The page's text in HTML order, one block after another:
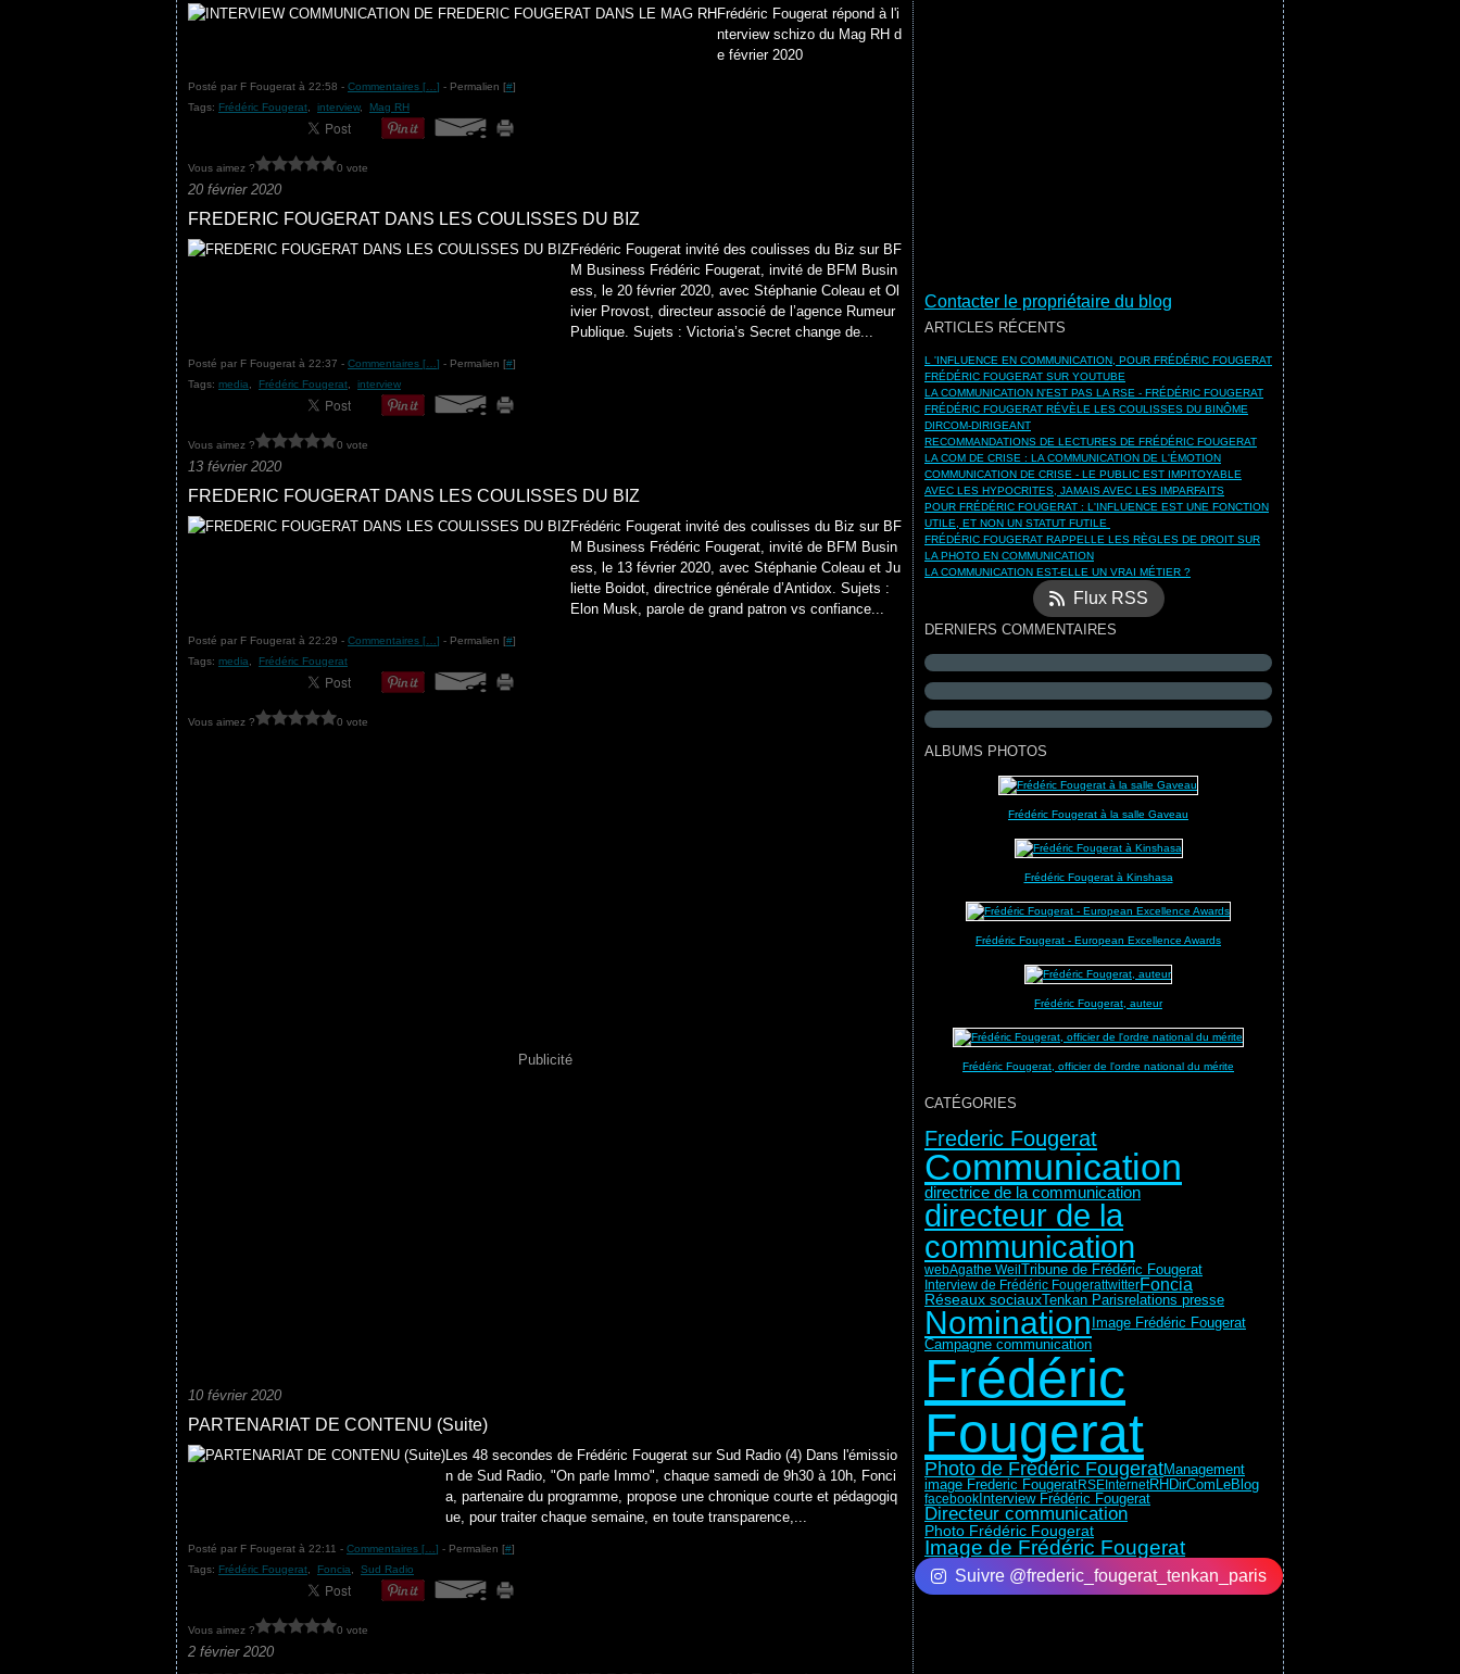
Frédéric Fougerat répond à l'i
nterview schizo du Mag RH d
e février 2020
Posté par F Fougerat à 22:58 - Commentaires [ ] - Permalien [#]
Tags: Frédéric Fougerat interview, Mag RH
Vous aimez ? 0 vote
20 février 2020
FREDERIC FOUGERAT DANS LES COULISSES DU BIZ
Frédéric Fougerat invité des coulisses du Biz sur BF
M Business Frédéric Fougerat, invité de BFM Busin
ess, le 20 février 2020, avec Stéphanie Coleau et Ol
ivier Provost, directeur associé de l’agence Rumeur
Publique. Sujets : Victoria’s Secret change de...
Posté par F Fougerat à 22:37 - Commentaires [ ] - Permalien [#]
Tags: media Frédéric Fougerat interview
Vous aimez ? 0 vote
13 février 2020
FREDERIC FOUGERAT DANS LES COULISSES DU BIZ
Frédéric Fougerat invité des coulisses du Biz sur BF
M Business Frédéric Fougerat, invité de BFM Busin
ess, le 13 février 2020, avec Stéphanie Coleau et Ju
liette Boidot, directrice générale d’Antidox. Sujets :
Elon Musk, parole de grand patron vs confiance...
Posté par F Fougerat à 22:29 - Commentaires [ ] - Permalien [#]
Tags: media Frédéric Fougerat
Vous aimez ? 0 vote
Publicité
10 février 2020
PARTENARIAT DE CONTENU (Suite)
Les 48 secondes de Frédéric Fougerat sur Sud Radio (4) Dans l'émissio
n de Sud Radio, "On parle Immo", chaque samedi de 9h30 à 10h, Fonci
a, partenaire du programme, propose une chronique courte et pédagogiq
ue, pour traiter chaque semaine, en toute transparence,...
Posté par F Fougerat à 22:11 - Commentaires [ ] - Permalien [#]
Tags: Frédéric Fougerat Foncia Sud Radio
Vous aimez ? 0 vote
2 février 2020
Contacter le propriétaire du blog
ARTICLES RÉCENTS
L 'INFLUENCE EN COMMUNICATION, POUR FRÉDÉRIC FOUGERAT
FRÉDÉRIC FOUGERAT SUR YOUTUBE
LA COMMUNICATION N'EST PAS LA RSE - FRÉDÉRIC FOUGERAT
FRÉDÉRIC FOUGERAT RÉVÈLE LES COULISSES DU BINÔME
DIRCOM-DIRIGEANT
RECOMMANDATIONS DE LECTURES DE FRÉDÉRIC FOUGERAT
LA COM DE CRISE : LA COMMUNICATION DE L'ÉMOTION
COMMUNICATION DE CRISE - LE PUBLIC EST IMPITOYABLE
AVEC LES HYPOCRITES, JAMAIS AVEC LES IMPARFAITS
POUR FRÉDÉRIC FOUGERAT : L'INFLUENCE EST UNE FONCTION
UTILE, ET NON UN STATUT FUTILE
FRÉDÉRIC FOUGERAT RAPPELLE LES RÈGLES DE DROIT SUR
LA PHOTO EN COMMUNICATION
LA COMMUNICATION EST-ELLE UN VRAI MÉTIER ?
Flux RSS
DERNIERS COMMENTAIRES
ALBUMS PHOTOS
Frédéric Fougerat à la salle Gaveau
Frédéric Fougerat à Kinshasa
Frédéric Fougerat - European Excellence Awards
Frédéric Fougerat, auteur
Frédéric Fougerat, officier de l'ordre national du mérite
CATÉGORIES
Frederic Fougerat
Communication
directrice de la communication
directeur de la
communication
webAgathe Weil Tribune de Frédéric Fougerat
Interview de Frédéric FougerattwitterFoncia
Réseaux sociauxTenkan Parisrelations presse
Nomination Image Frédéric Fougerat
Campagne communication
Frédéric
Fougerat
Photo de Frédéric FougeratManagement
image Frederic FougeratRSE InternetRH DirComLeBlog
facebook Interview Frédéric Fougerat
Directeur communication
Photo Frédéric Fougerat
Image de Frédéric Fougerat
Suivre @frederic_fougerat_tenkan_paris